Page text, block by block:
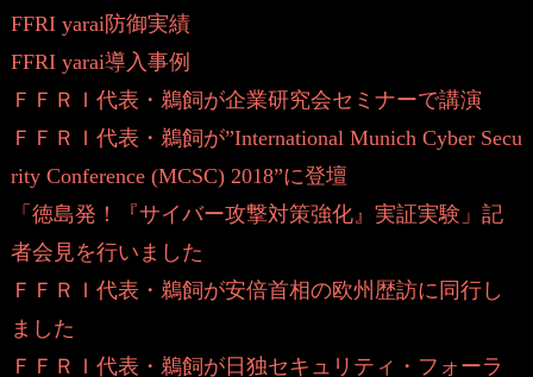
FFRI yarai防御実績
FFRI yarai導入事例
ＦＦＲＩ代表・鵜飼が企業研究会セミナーで講演
ＦＦＲＩ代表・鵜飼が”International Munich Cyber Secu
rity Conference (MCSC) 2018”に登壇
「徳島発！『サイバー攻撃対策強化』実証実験」記
者会見を行いました
ＦＦＲＩ代表・鵜飼が安倍首相の欧州歴訪に同行し
ました
ＦＦＲＩ代表・鵜飼が日独セキュリティ・フォーラ